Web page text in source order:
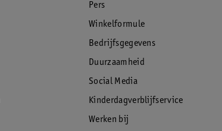
Pers
Winkelformule
Bedrijfsgegevens
Duurzaamheid
Social Media
Kinderdagverblijfservice
Werken bij